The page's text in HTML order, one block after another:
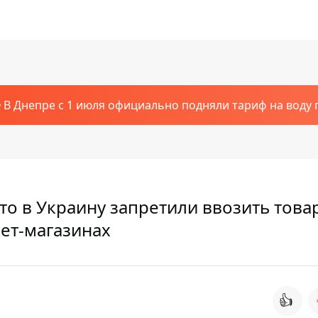
В Днепре с 1 июля официально подняли тариф на воду
в Украину запретили ввозить
магазинах
👍